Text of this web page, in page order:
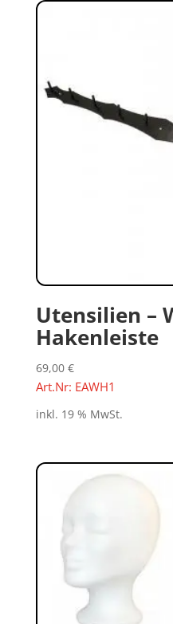
Utensilien –
Hakenleiste
69,00 €
Art.Nr: EAWH1
inkl. 19 % MwSt.